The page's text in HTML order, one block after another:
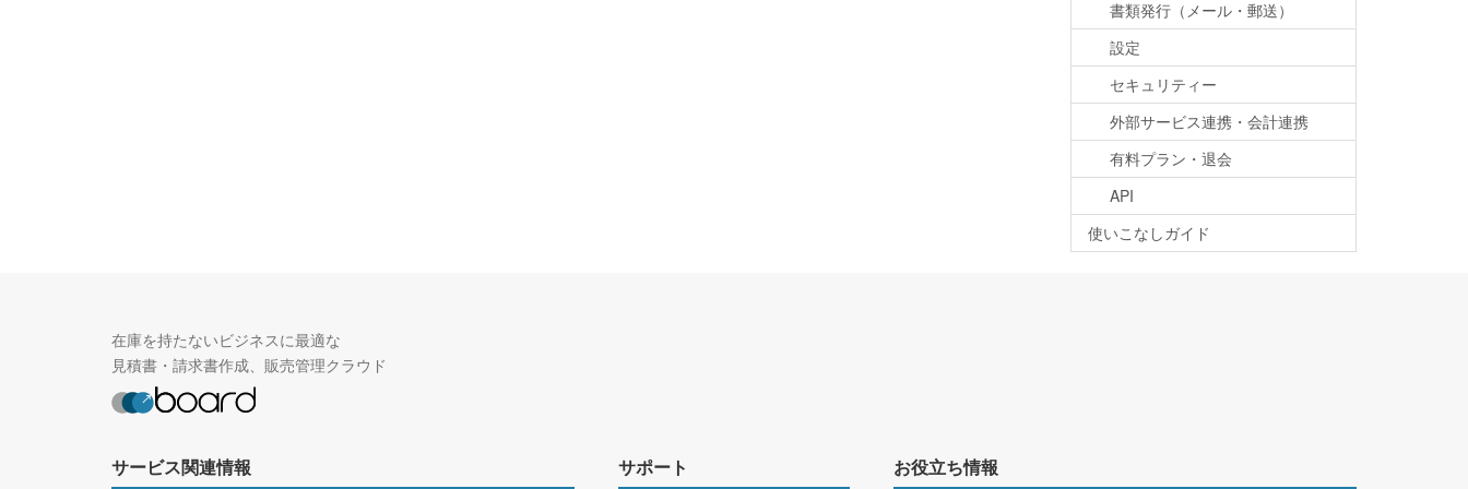
書類発行（メール・郵送）
設定
セキュリティー
外部サービス連携・会計連携
有料プラン・退会
API
使いこなしガイド
在庫を持たないビジネスに最適な
見積書・請求書作成、販売管理クラウド
サービス関連情報 サポート お役立ち情報